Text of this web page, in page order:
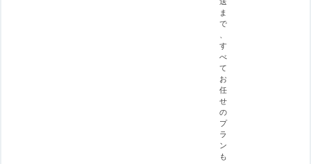
ま
で
、
す
べ
て
お
任
せ
の
プ
ラ
ン
も